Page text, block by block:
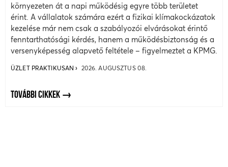
környezeten át a napi működésig egyre több területet
érint. A vállalatok számára ezért a fizikai klímakockázatok
kezelése már nem csak a szabályozói elvárásokat érintő
fenntarthatósági kérdés, hanem a működésbiztonság és a
versenyképesség alapvető feltétele – figyelmeztet a KPMG.
ÜZLET PRAKTIKUSAN 2026. AUGUSZTUS 08.
TOVÁBBI CIKKEK